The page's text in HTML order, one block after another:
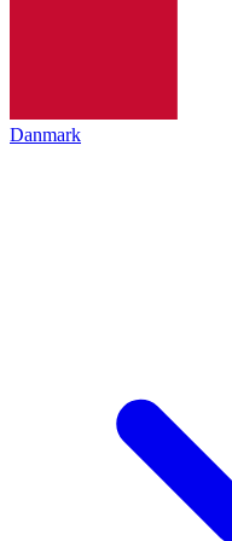
Danmark